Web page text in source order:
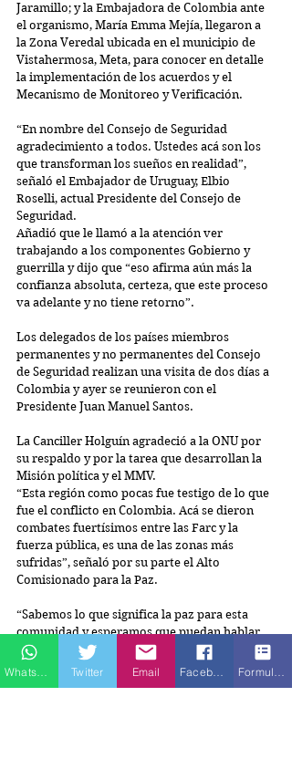
Jaramillo; y la Embajadora de Colombia ante
el organismo, María Emma Mejía, llegaron a
la Zona Veredal ubicada en el municipio de
Vistahermosa, Meta, para conocer en detalle
la implementación de los acuerdos y el
Mecanismo de Monitoreo y Verificación.
“En nombre del Consejo de Seguridad
agradecimiento a todos. Ustedes acá son los
que transforman los sueños en realidad”,
señaló el Embajador de Uruguay, Elbio
Roselli, actual Presidente del Consejo de
Seguridad.
Añadió que le llamó a la atención ver
trabajando a los componentes Gobierno y
guerrilla y dijo que “eso afirma aún más la
confianza absoluta, certeza, que este proceso
va adelante y no tiene retorno”.
Los delegados de los países miembros
permanentes y no permanentes del Consejo
de Seguridad realizan una visita de dos días a
Colombia y ayer se reunieron con el
Presidente Juan Manuel Santos.
La Canciller Holguín agradeció a la ONU por
su respaldo y por la tarea que desarrollan la
Misión política y el MMV.
“Esta región como pocas fue testigo de lo que
fue el conflicto en Colombia. Acá se dieron
combates fuertísimos entre las Farc y la
fuerza pública, es una de las zonas más
sufridas”, señaló por su parte el Alto
Comisionado para la Paz.
“Sabemos lo que significa la paz para esta
comunidad y esperamos que puedan hablar
con la población que está inmersa en el
conflicto”, les dijo Jaramillo a los 15
Twitter Email